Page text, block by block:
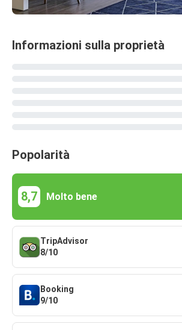
Informazioni sulla proprietà
Popolarità
8,7 Molto bene
TripAdvisor
8/10
Booking
9/10